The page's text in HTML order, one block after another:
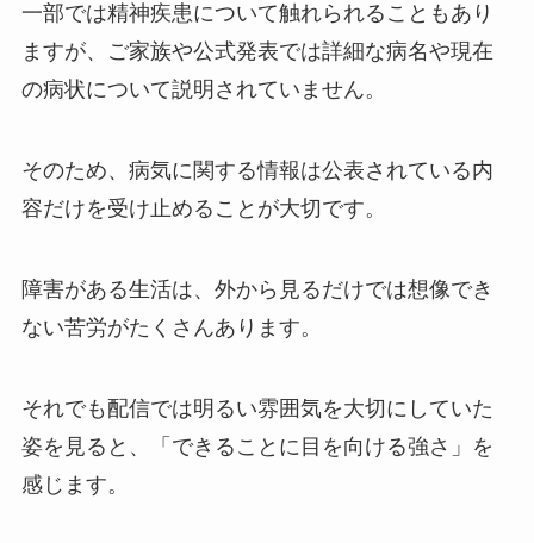
一部では精神疾患について触れられることもあり
ますが、ご家族や公式発表では詳細な病名や現在
の病状について説明されていません。
そのため、病気に関する情報は公表されている内
容だけを受け止めることが大切です。
障害がある生活は、外から見るだけでは想像でき
ない苦労がたくさんあります。
それでも配信では明るい雰囲気を大切にしていた
姿を見ると、「できることに目を向ける強さ」を
感じます。